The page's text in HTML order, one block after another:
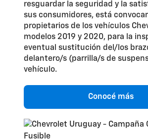
resguardar la seguridad y la
sus consumidores, está
propietarios de los vehículos
modelos 2019 y 2020, para la
eventual sustitución del/los
delantero/s (parrilla/s de
vehículo.
Conocé más